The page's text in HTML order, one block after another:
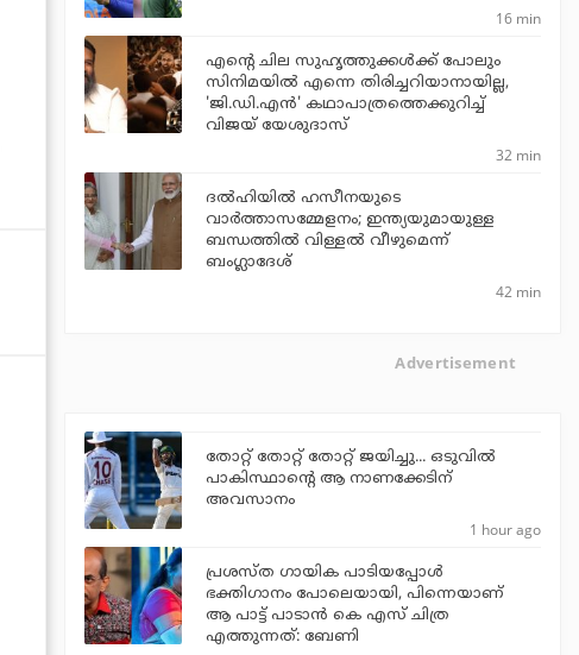
16 min
എന്റെ ചില സുഹൃത്തുക്കൾക്ക് പോലും
സിനിമയിൽ എന്നെ തിരിച്ചറിയാനായില്ല,
'ജി.ഡി.എൻ' കഥാപാത്രത്തെക്കുറിച്ച്
വിജയ് യേശുദാസ്
32 min
ദല്‍ഹിയില്‍ ഹസീനയുടെ
വാര്‍ത്താസമ്മേളനം; ഇന്ത്യയുമായുള്ള
ബന്ധത്തില്‍ വിള്ളല്‍ വീഴുമെന്ന്
ബംഗ്ലാദേശ്
42 min
Advertisement
തോറ്റ് തോറ്റ് തോറ്റ് ജയിച്ചു... ഒടുവില്‍
പാകിസ്ഥാന്റെ ആ നാണക്കേടിന്
അവസാനം
1 hour ago
പ്രശസ്ത ഗായിക പാടിയപ്പോൾ
ഭക്തിഗാനം പോലെയായി, പിന്നെയാണ്
ആ പാട്ട് പാടാൻ കെ എസ് ചിത്ര
എത്തുന്നത്: ബേണി